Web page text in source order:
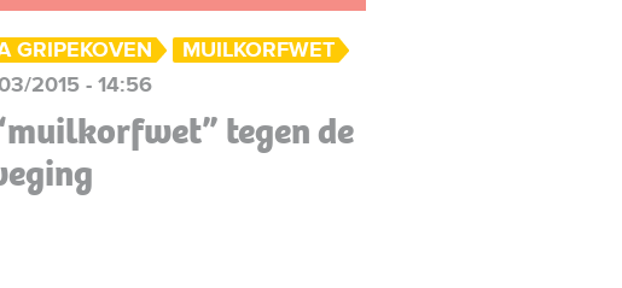
GRIPEKOVEN
MUILKORFWET
2015 - 14:56
tegen de